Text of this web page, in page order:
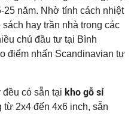
25 năm. Nhờ tính cách nhiệt
hay trần nhà trong các
chủ đầu tư tại Bình
điểm nhấn Scandinavian tự
đều có sẵn tại kho gỗ sỉ
từ 2x4 đến 4x6 inch, sẵn